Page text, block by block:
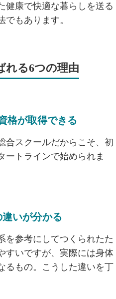
健康で快適な暮らしを送る
もあります。
れる6つの理由
格が取得できる
合スクールだからこそ、初
ートラインで始められま
違いが分かる
を参考にしてつくられたた
すいですが、実際には身体
るもの。こうした違いを丁